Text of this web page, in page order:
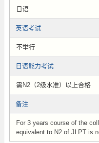
日语
英语考试
不举行
日语能力考试
需N2（2级水准）以上合格
备注
For 3 years course of the
equivalent to N2 of JLPT is